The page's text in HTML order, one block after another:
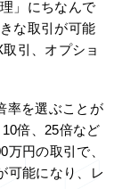
」にちなんで
な取引が可能
引、オプショ
率を選ぶことが
倍、25倍など
円の取引で、
可能になり、レ